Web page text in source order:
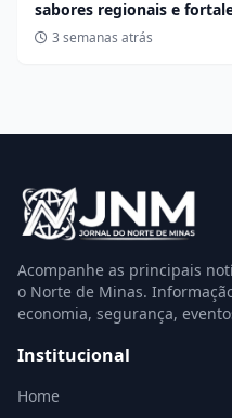
sabores regionais e
3 semanas atrás
Acompanhe as principais
o Norte de Minas.
economia, segurança,
Institucional
Home